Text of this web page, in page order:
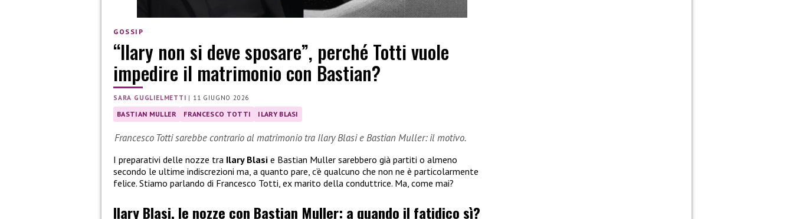
GOSSIP
“Ilary non si deve sposare”, perché Totti vuole
impedire il matrimonio con Bastian?
SARA GUGLIELMETTI | 11 GIUGNO 2026
BASTIAN MULLER FRANCESCO TOTTI ILARY BLASI
Francesco Totti sarebbe contrario al matrimonio tra Ilary Blasi e Bastian Muller: il motivo.
I preparativi delle nozze tra Ilary Blasi e Bastian Muller sarebbero già partiti o almeno
secondo le ultime indiscrezioni ma, a quanto pare, c’è qualcuno che non ne è particolarmente
felice. Stiamo parlando di Francesco Totti, ex marito della conduttrice. Ma, come mai?
Ilary Blasi, le nozze con Bastian Muller: a quando il fatidico sì?